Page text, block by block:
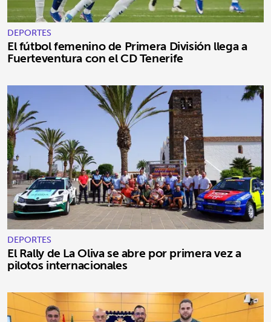
DEPORTES
El fútbol femenino de Primera División llega a
Fuerteventura con el CD Tenerife
DEPORTES
El Rally de La Oliva se abre por primera vez a
pilotos internacionales